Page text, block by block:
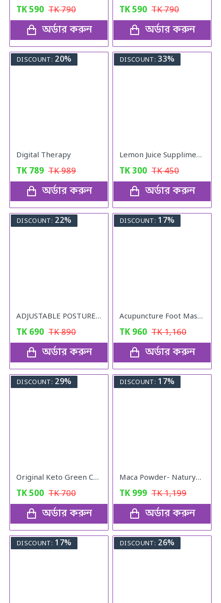
TK590 TK790
অর্ডার করুন
TK590 TK790
অর্ডার করুন
DISCOUNT: 20%
Digital Therapy
TK 789 TK989
অর্ডার করুন
DISCOUNT: 33%
Lemon Juice Suppliment Weight Loss Lemon Juice 120g
TK300 TK450
অর্ডার করুন
DISCOUNT: 22%
ADJUSTABLE POSTURE Back Support Belt (UNISEX)
TK 690 TK890
অর্ডার করুন
DISCOUNT: 17%
Acupuncture Foot Massager
TK 960 TK1,160
অর্ডার করুন
DISCOUNT: 29%
Original Keto Green Coffee weight loss
TK500 TK700
অর্ডার করুন
DISCOUNT: 17%
Maca Powder- Naturya Organic
TK 999 TK1,199
অর্ডার করুন
DISCOUNT: 17% DISCOUNT: 26%